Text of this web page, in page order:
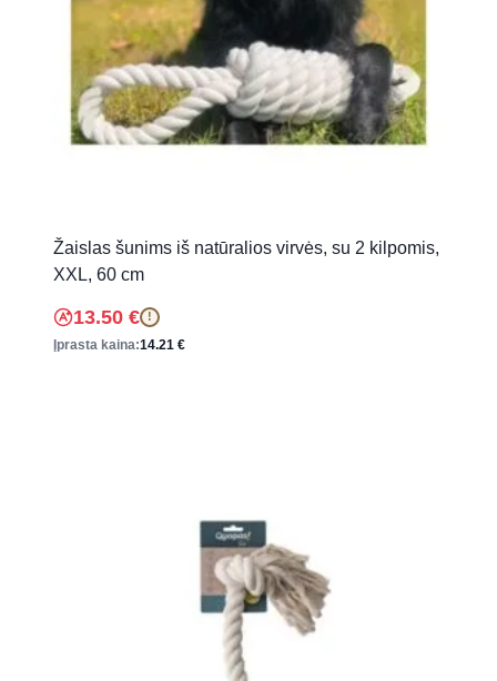
Žaislas šunims iš natūralios virvės, su 2 kilpomis,
XXL, 60 cm
13.50 € !
Įprasta kaina:14.21 €